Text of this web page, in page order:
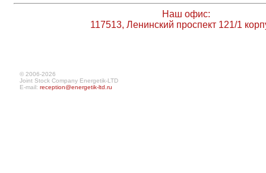
Наш офис:
117513, Ленинский проспект 121/1
© 2006-2026
Joint Stock Company Energetik-LTD
E-mail: reception@energetik-ltd.ru